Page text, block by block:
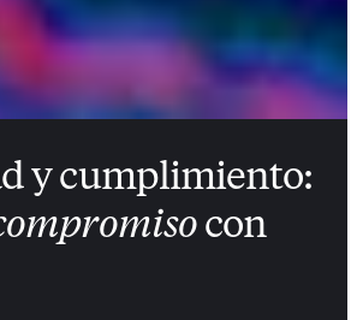
y cumplimiento:
con